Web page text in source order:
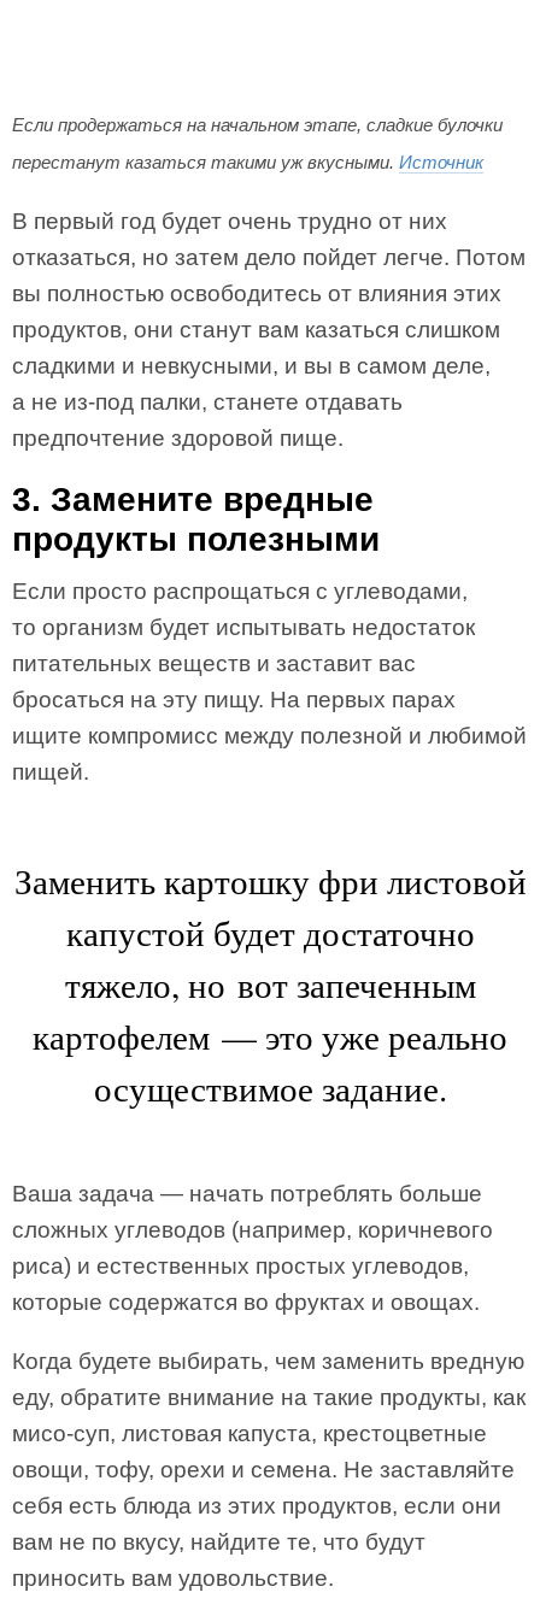
Если продержаться на начальном этапе, сладкие булочки
перестанут казаться такими уж вкусными. Источник
В первый год будет очень трудно от них
отказаться, но затем дело пойдет легче. Потом
вы полностью освободитесь от влияния этих
продуктов, они станут вам казаться слишком
сладкими и невкусными, и вы в самом деле,
а не из-под палки, станете отдавать
предпочтение здоровой пище.
3. Замените вредные
продукты полезными
Если просто распрощаться с углеводами,
то организм будет испытывать недостаток
питательных веществ и заставит вас
бросаться на эту пищу. На первых парах
ищите компромисс между полезной и любимой
пищей.
Заменить картошку фри листовой
капустой будет достаточно
тяжело, но вот запеченным
картофелем — это уже реально
осуществимое задание.
Ваша задача — начать потреблять больше
сложных углеводов (например, коричневого
риса) и естественных простых углеводов,
которые содержатся во фруктах и овощах.
Когда будете выбирать, чем заменить вредную
еду, обратите внимание на такие продукты, как
мисо-суп, листовая капуста, крестоцветные
овощи, тофу, орехи и семена. Не заставляйте
себя есть блюда из этих продуктов, если они
вам не по вкусу, найдите те, что будут
приносить вам удовольствие.